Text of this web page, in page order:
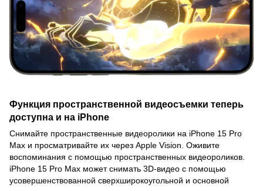
Функция пространственной видеосъемки теперь
доступна и на iPhone
Снимайте пространственные видеоролики на iPhone 15 Pro
Max и просматривайте их через Apple Vision. Оживите
воспоминания с помощью пространственных видеороликов.
iPhone 15 Pro Max может снимать 3D-видео с помощью
усовершенствованной сверхширокоугольной и основной